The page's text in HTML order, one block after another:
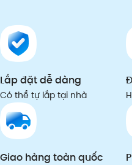
Lắp đặt dễ dàng
Có thể tự lắp tại nhà
Giao hàng toàn quốc